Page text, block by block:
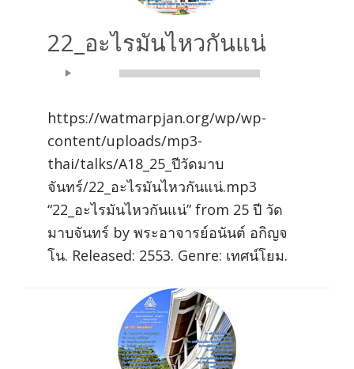
22_อะไรมันไหวกันแน่
Audio
https://watmarpjan.org/wp/wp-
content/uploads/mp3-
thai/talks/A18_25_ปีวัดมาบ
จันทร์/22_อะไรมันไหวกันแน่.mp3
“22_อะไรมันไหวกันแน่” from 25 ปี วัด
มาบจันทร์ by พระอาจารย์อนันต์ อกิญจ
โน. Released: 2553. Genre: เทศน์โยม.